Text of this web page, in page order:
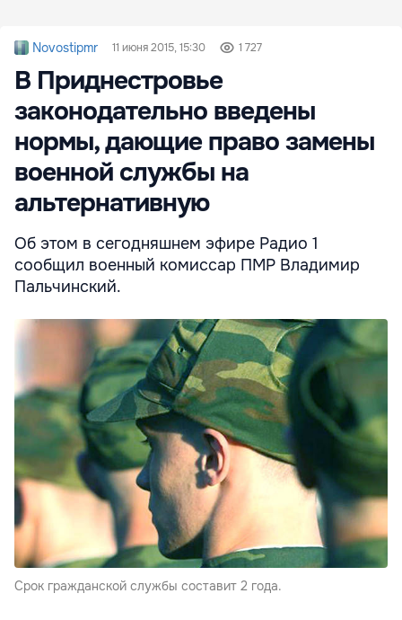
Novostipmr 11 июня 2015, 15:30 1 727
В Приднестровье
законодательно введены
нормы, дающие право замены
военной службы на
альтернативную
Об этом в сегодняшнем эфире Радио 1
сообщил военный комиссар ПМР Владимир
Пальчинский.
Срок гражданской службы составит 2 года.